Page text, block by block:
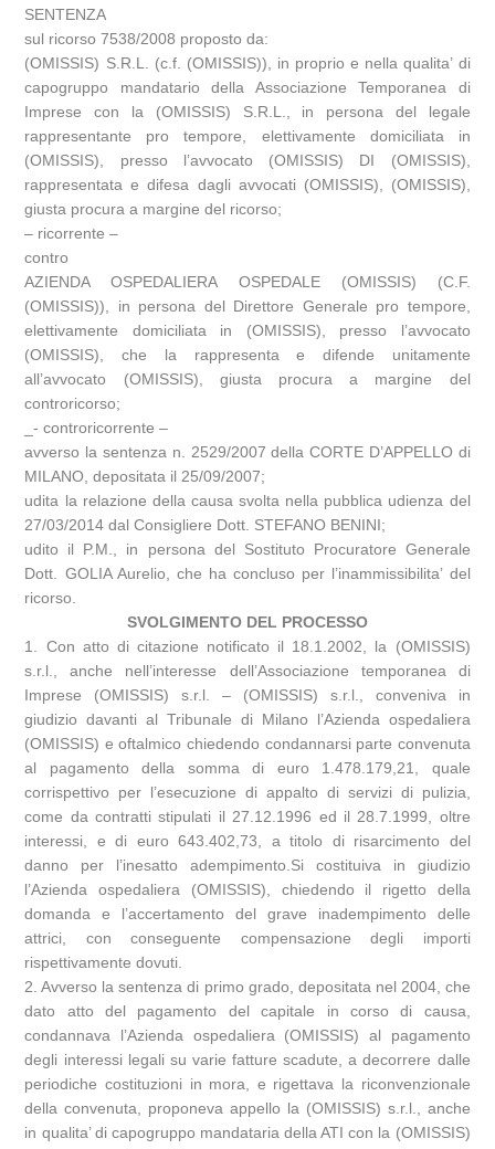
SENTENZA
sul ricorso 7538/2008 proposto da:
(OMISSIS) S.R.L. (c.f. (OMISSIS)), in proprio e nella qualita’ di
capogruppo mandatario della Associazione Temporanea di
Imprese con la (OMISSIS) S.R.L., in persona del legale
rappresentante pro tempore, elettivamente domiciliata in
(OMISSIS), presso l’avvocato (OMISSIS) DI (OMISSIS),
rappresentata e difesa dagli avvocati (OMISSIS), (OMISSIS),
giusta procura a margine del ricorso;
– ricorrente –
contro
AZIENDA OSPEDALIERA OSPEDALE (OMISSIS) (C.F.
(OMISSIS)), in persona del Direttore Generale pro tempore,
elettivamente domiciliata in (OMISSIS), presso l’avvocato
(OMISSIS), che la rappresenta e difende unitamente
all’avvocato (OMISSIS), giusta procura a margine del
controricorso;
_- controricorrente –
avverso la sentenza n. 2529/2007 della CORTE D’APPELLO di
MILANO, depositata il 25/09/2007;
udita la relazione della causa svolta nella pubblica udienza del
27/03/2014 dal Consigliere Dott. STEFANO BENINI;
udito il P.M., in persona del Sostituto Procuratore Generale
Dott. GOLIA Aurelio, che ha concluso per l’inammissibilita’ del
ricorso.
SVOLGIMENTO DEL PROCESSO
1. Con atto di citazione notificato il 18.1.2002, la (OMISSIS)
s.r.l., anche nell’interesse dell’Associazione temporanea di
Imprese (OMISSIS) s.r.l. – (OMISSIS) s.r.l., conveniva in
giudizio davanti al Tribunale di Milano l’Azienda ospedaliera
(OMISSIS) e oftalmico chiedendo condannarsi parte convenuta
al pagamento della somma di euro 1.478.179,21, quale
corrispettivo per l’esecuzione di appalto di servizi di pulizia,
come da contratti stipulati il 27.12.1996 ed il 28.7.1999, oltre
interessi, e di euro 643.402,73, a titolo di risarcimento del
danno per l’inesatto adempimento.Si costituiva in giudizio
l’Azienda ospedaliera (OMISSIS), chiedendo il rigetto della
domanda e l’accertamento del grave inadempimento delle
attrici, con conseguente compensazione degli importi
rispettivamente dovuti.
2. Avverso la sentenza di primo grado, depositata nel 2004, che
dato atto del pagamento del capitale in corso di causa,
condannava l’Azienda ospedaliera (OMISSIS) al pagamento
degli interessi legali su varie fatture scadute, a decorrere dalle
periodiche costituzioni in mora, e rigettava la riconvenzionale
della convenuta, proponeva appello la (OMISSIS) s.r.l., anche
in qualita’ di capogruppo mandataria della ATI con la (OMISSIS)